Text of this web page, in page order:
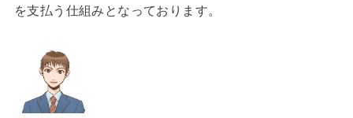
を支払う仕組みとなっております。